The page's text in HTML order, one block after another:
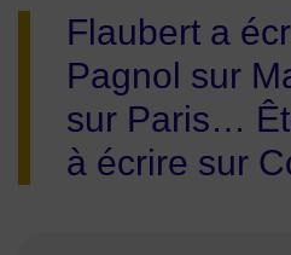
Flaubert a
Pagnol sur
sur Paris…
à écrire sur